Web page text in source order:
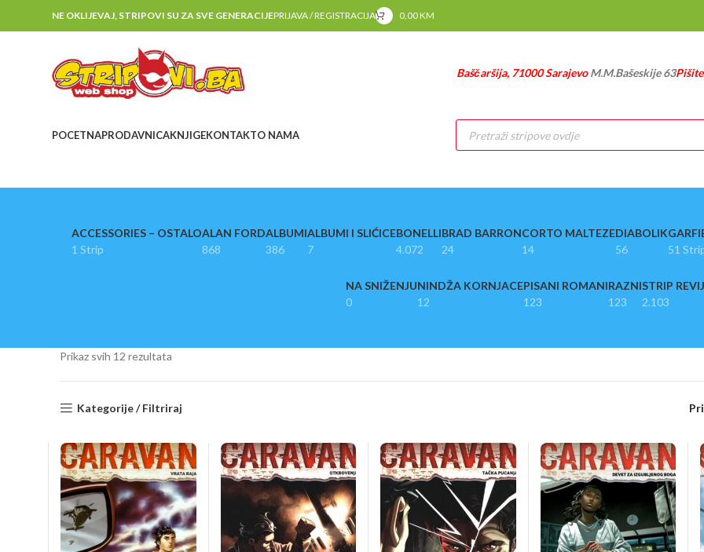
NE OKLIJEVAJ, STRIPOVI SU ZA SVE GENERACIJEPRIJAVA / REGISTRACIJA 0,00KM
Baščaršija, 71000 SarajevoM.M.Bašeskije 63
POCETNAPRODAVNICAKNJIGEKONTAKTO NAMA
Products
search
ACCESSORIES – OSTALO
1 Strip
ALAN FORD
868
ALBUMI
386
ALBUMI I SLIĆICE
7
BONELLI
4.072
BRAD BARRON
24
CORTO MALTEZE
14
DIABOLIK
56
51
NA SNIŽENJU
0
NINDŽA KORNJACE
12
PISANI ROMANI
123
RAZNI
123
STRIP
2.103
Prikaz svih 12 rezultata
Kategorije / Filtriraj